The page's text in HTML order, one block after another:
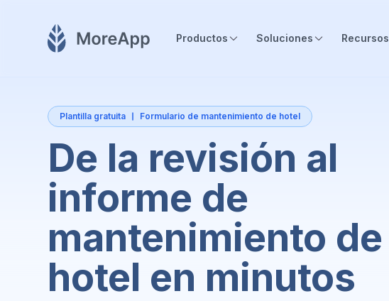
Productos Soluciones Recursos
Plantilla gratuita Formulario de mantenimiento de hotel
De la revisión al
informe de
mantenimiento de
hotel en minutos